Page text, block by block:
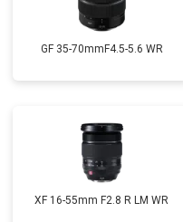
GF 35-70mmF4.5-5.6 WR
XF 16-55mm F2.8 R LM WR